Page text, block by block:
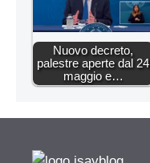
Nuovo decreto,
palestre aperte dal 24
maggio e…